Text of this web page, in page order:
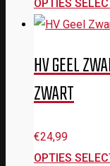
OPTIES
HV GEEL
ZWART
€24,99
OPTIES